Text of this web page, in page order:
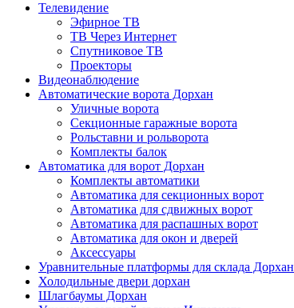
Телевидение
Эфирное ТВ
ТВ Через Интернет
Спутниковое ТВ
Проекторы
Видеонаблюдение
Автоматические ворота Дорхан
Уличные ворота
Секционные гаражные ворота
Рольставни и рольворота
Комплекты балок
Автоматика для ворот Дорхан
Комплекты автоматики
Автоматика для секционных ворот
Автоматика для сдвижных ворот
Автоматика для распашных ворот
Автоматика для окон и дверей
Аксессуары
Уравнительные платформы для склада Дорхан
Холодильные двери дорхан
Шлагбаумы Дорхан